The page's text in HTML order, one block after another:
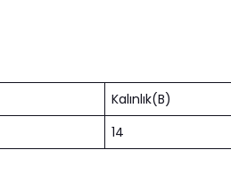
Kalınlık(B)
14